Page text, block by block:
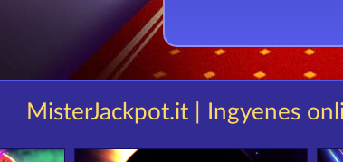
MisterJackpot.it | Ingyenes